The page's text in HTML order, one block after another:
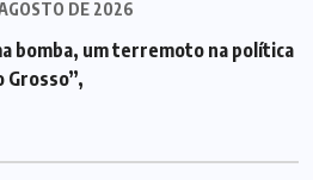
DE 2026
bomba, um terremoto na política
Grosso”,